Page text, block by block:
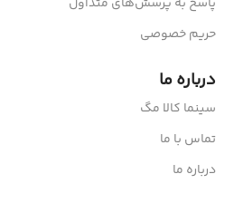
حریم خصوصی
درباره ما
سینما کالا مگ
تماس با ما
درباره ما